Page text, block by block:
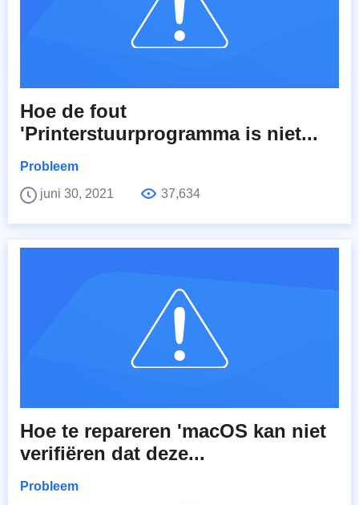
Hoe de fout
'Printerstuurprogramma is niet...
Probleem
juni 30, 2021
37,634
Hoe te repareren 'macOS kan niet
verifiëren dat deze...
Probleem